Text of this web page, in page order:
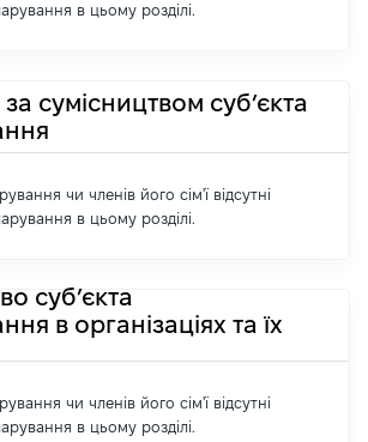
в цьому розділі.
сумісництвом суб’єкта
чи членів його сім'ї відсутні
в цьому розділі.
суб’єкта
в організаціях та їх
чи членів його сім'ї відсутні
в цьому розділі.